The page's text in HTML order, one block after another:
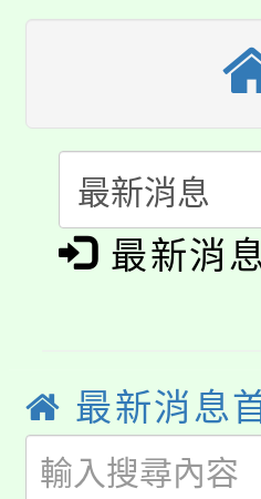
《TA101
程，歡
心理、諮
系所師生
轉知苗栗
縣市「
門員」簡
踴躍報名
桃園市
要點
「桃園市
展演活動
115年度
義教育推
公告本校
生本土語
公告本校
代理(課)
公告本校
最新消
最新消息